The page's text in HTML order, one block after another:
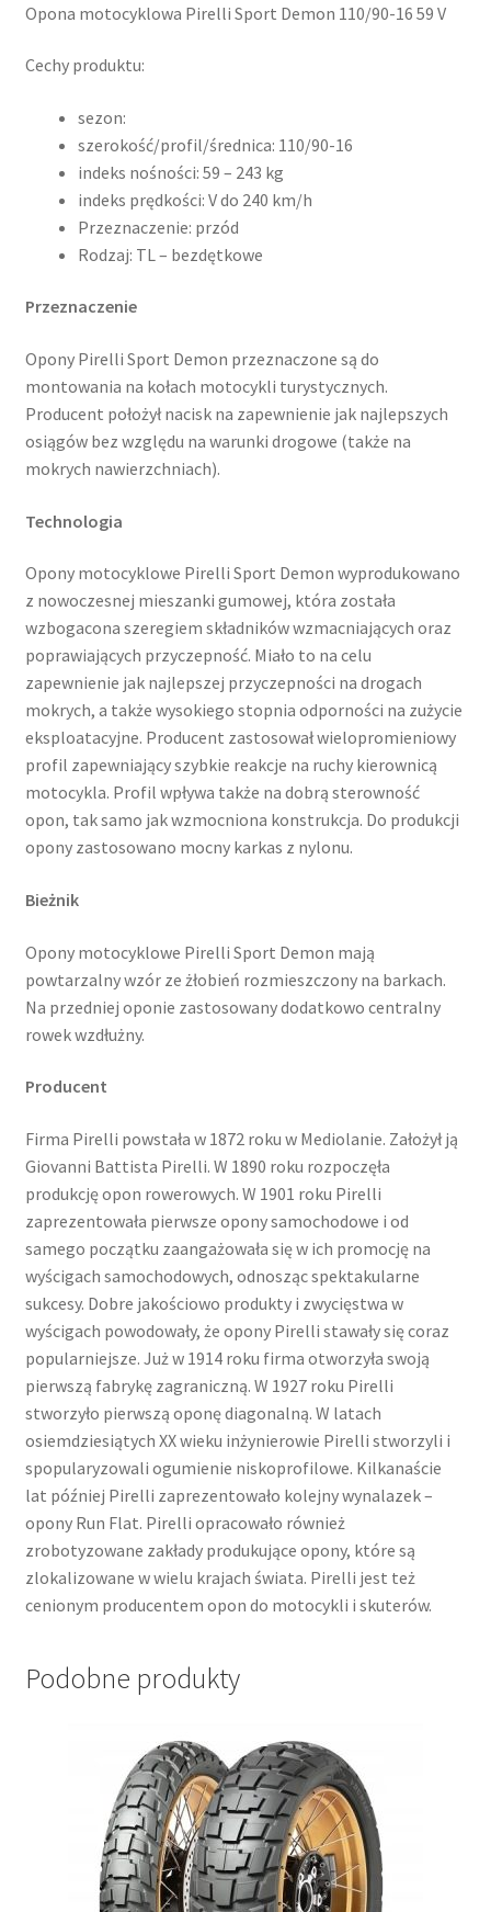
Opona motocyklowa Pirelli Sport Demon 110/90-16 59 V
Cechy produktu:
sezon:
szerokość/profil/średnica: 110/90-16
indeks nośności: 59 – 243 kg
indeks prędkości: V do 240 km/h
Przeznaczenie: przód
Rodzaj: TL – bezdętkowe
Przeznaczenie
Opony Pirelli Sport Demon przeznaczone są do
montowania na kołach motocykli turystycznych.
Producent położył nacisk na zapewnienie jak najlepszych
osiągów bez względu na warunki drogowe (także na
mokrych nawierzchniach).
Technologia
Opony motocyklowe Pirelli Sport Demon wyprodukowano
z nowoczesnej mieszanki gumowej, która została
wzbogacona szeregiem składników wzmacniających oraz
poprawiających przyczepność. Miało to na celu
zapewnienie jak najlepszej przyczepności na drogach
mokrych, a także wysokiego stopnia odporności na zużycie
eksploatacyjne. Producent zastosował wielopromieniowy
profil zapewniający szybkie reakcje na ruchy kierownicą
motocykla. Profil wpływa także na dobrą sterowność
opon, tak samo jak wzmocniona konstrukcja. Do produkcji
opony zastosowano mocny karkas z nylonu.
Bieżnik
Opony motocyklowe Pirelli Sport Demon mają
powtarzalny wzór ze żłobień rozmieszczony na barkach.
Na przedniej oponie zastosowany dodatkowo centralny
rowek wzdłużny.
Producent
Firma Pirelli powstała w 1872 roku w Mediolanie. Założył ją
Giovanni Battista Pirelli. W 1890 roku rozpoczęła
produkcję opon rowerowych. W 1901 roku Pirelli
zaprezentowała pierwsze opony samochodowe i od
samego początku zaangażowała się w ich promocję na
wyścigach samochodowych, odnosząc spektakularne
sukcesy. Dobre jakościowo produkty i zwycięstwa w
wyścigach powodowały, że opony Pirelli stawały się coraz
popularniejsze. Już w 1914 roku firma otworzyła swoją
pierwszą fabrykę zagraniczną. W 1927 roku Pirelli
stworzyło pierwszą oponę diagonalną. W latach
osiemdziesiątych XX wieku inżynierowie Pirelli stworzyli i
spopularyzowali ogumienie niskoprofilowe. Kilkanaście
lat później Pirelli zaprezentowało kolejny wynalazek –
opony Run Flat. Pirelli opracowało również
zrobotyzowane zakłady produkujące opony, które są
zlokalizowane w wielu krajach świata. Pirelli jest też
cenionym producentem opon do motocykli i skuterów.
Podobne produkty